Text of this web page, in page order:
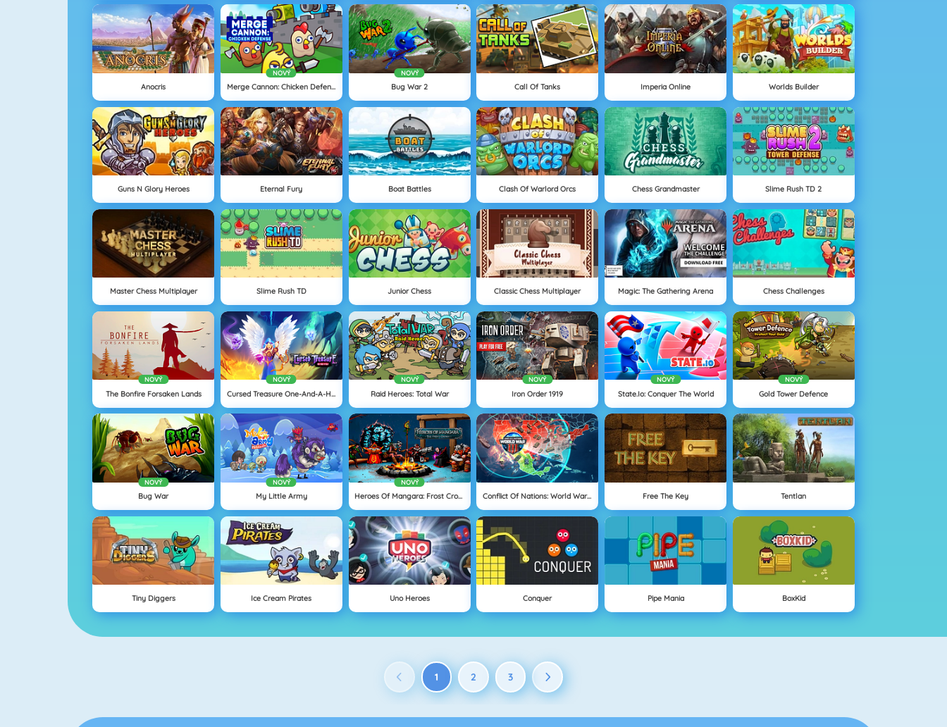
Anocris
NOVÝ
Merge Cannon: Chicken Defense
NOVÝ
Bug War 2 Call Of Tanks Imperia Online Worlds Builder
Guns N Glory Heroes Eternal Fury Boat Battles Clash Of Warlord Orcs Chess Grandmaster Slime Rush TD 2
Master Chess Multiplayer Slime Rush TD Junior Chess Classic Chess Multiplayer Magic: The Gathering Arena Chess Challenges
NOVÝ
The Bonfire Forsaken Lands
NOVÝ
Cursed Treasure One-And-A-Half
NOVÝ
Raid Heroes: Total War
NOVÝ
Iron Order 1919
NOVÝ
State.io: Conquer The World
NOVÝ
Gold Tower Defence
NOVÝ
Bug War
NOVÝ
My Little Army
NOVÝ
Heroes Of Mangara: Frost Crown Conflict Of Nations: World War 3 Free The Key Tentlan
Tiny Diggers Ice Cream Pirates Uno Heroes Conquer Pipe Mania BoxKid
1 2 3